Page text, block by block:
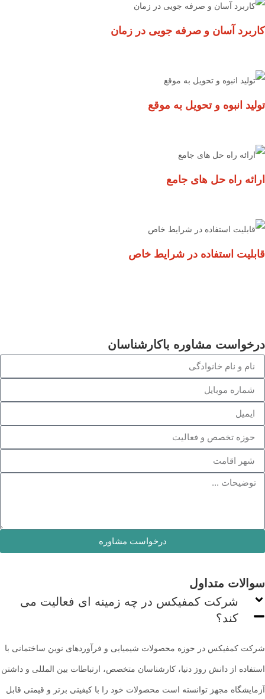
کاربرد آسان و صرفه جویی در زمان
تولید انبوه و تحویل به موقع
ارائه راه حل های جامع
قابلیت استفاده در شرایط خاص
درخواست مشاوره باکارشناسان
درخواست مشاوره
سوالات متداول
شرکت کمفیکس در چه زمینه ای فعالیت می
کند؟
شرکت کمفیکس در حوزه محصولات شیمیایی و فرآوردهای نوین ساختمانی با
استفاده از دانش روز دنیا، کارشناسان متخصص، ارتباطات بین المللی و داشتن
آزمایشگاه مجهز توانسته است محصولات خود را با کیفیتی برتر و قیمتی قابل